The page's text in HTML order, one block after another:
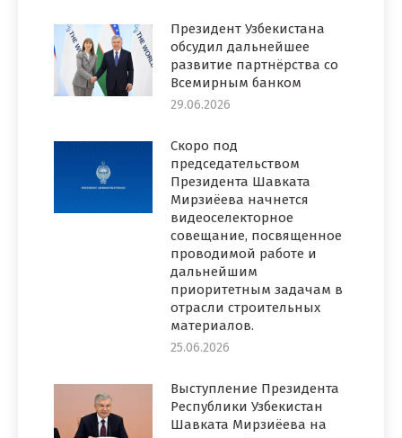
Президент Узбекистана
обсудил дальнейшее
развитие партнёрства со
Всемирным банком
29.06.2026
Скоро под
председательством
Президента Шавката
Мирзиёева начнется
видеоселекторное
совещание, посвященное
проводимой работе и
дальнейшим
приоритетным задачам в
отрасли строительных
материалов.
25.06.2026
Выступление Президента
Республики Узбекистан
Шавката Мирзиёева на